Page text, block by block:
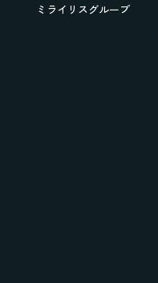
ミライリスグループ